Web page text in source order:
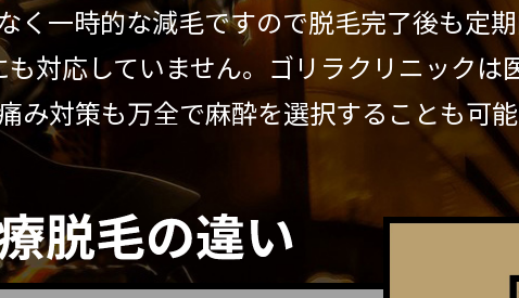
く一時的な減毛ですので脱毛完了後も定
対応していません。 ゴリラクリニックは
み対策も万全で麻酔を選択することも可能